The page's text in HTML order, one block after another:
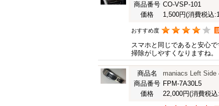
商品番号 CO-VSP-101
価格
1,500円(消費税込
おすすめ度
スマホと同じであると安心で
掃除がしやすくなりますね。
商品名
maniacs Left Side
商品番号 FPM-7A30L5
価格
22,000円(消費税